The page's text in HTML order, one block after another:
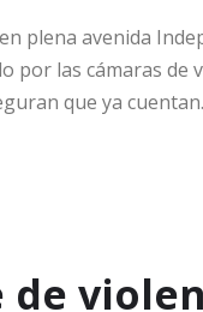
plena avenida
por las cámaras de
que ya
de